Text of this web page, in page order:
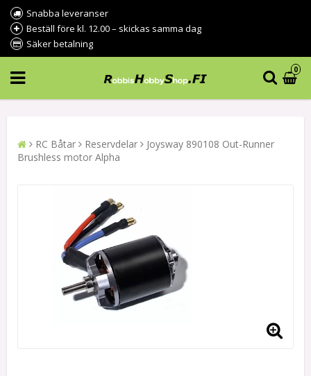
Snabba leveranser
Beställ före kl. 12.00 – skickas samma dag
Säker betalning
0
RC Båtar Reservdelar
Joysway 890108 Out-Runner
Brushless motor Alpha